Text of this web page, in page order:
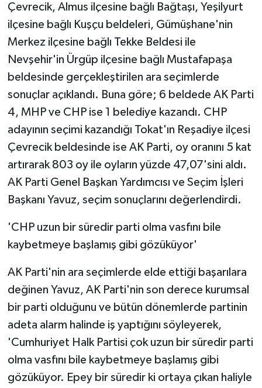
Çevrecik, Almus ilçesine bağlı Bağtaşı, Yeşilyurt
ilçesine bağlı Kuşçu beldeleri, Gümüşhane'nin
Merkez ilçesine bağlı Tekke Beldesi ile
Nevşehir'in Ürgüp ilçesine bağlı Mustafapaşa
beldesinde gerçekleştirilen ara seçimlerde
sonuçlar açıklandı. Buna göre; 6 beldede AK Parti
4, MHP ve CHP ise 1 belediye kazandı. CHP
adayının seçimi kazandığı Tokat'ın Reşadiye ilçesi
Çevrecik beldesinde ise AK Parti, oy oranını 5 kat
artırarak 803 oy ile oyların yüzde 47,07'sini aldı.
AK Parti Genel Başkan Yardımcısı ve Seçim İşleri
Başkanı Yavuz, seçim sonuçlarını değerlendirdi.
'CHP uzun bir süredir parti olma vasfını bile
kaybetmeye başlamış gibi gözüküyor'
AK Parti'nin ara seçimlerde elde ettiği başarılara
değinen Yavuz, AK Parti'nin son derece kurumsal
bir parti olduğunu ve bütün dönemlerde partinin
adeta alarm halinde iş yaptığını söyleyerek,
'Cumhuriyet Halk Partisi çok uzun bir süredir parti
olma vasfını bile kaybetmeye başlamış gibi
gözüküyor. Epey bir süredir ki ortaya çıkan haliyle